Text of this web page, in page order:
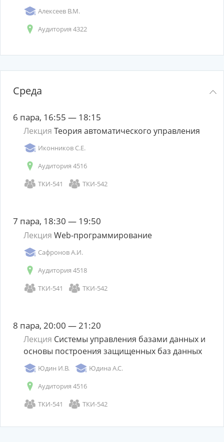
Алексеев В.М.
Аудитория 4322
Среда
6 пара, 16:55 — 18:15
Лекция Теория автоматического управления
Иконников С.Е.
Аудитория 4516
ТКИ-541
ТКИ-542
7 пара, 18:30 — 19:50
Лекция Web-программирование
Сафронов А.И.
Аудитория 4518
ТКИ-541
ТКИ-542
8 пара, 20:00 — 21:20
Лекция Системы управления базами данных и
основы построения защищенных баз данных
Юдин И.В.
Юдина А.С.
Аудитория 4516
ТКИ-541
ТКИ-542